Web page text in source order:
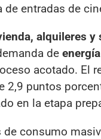
de entradas de
alquileres
de
acotado. El
2,9 puntos
en la etapa
consumo